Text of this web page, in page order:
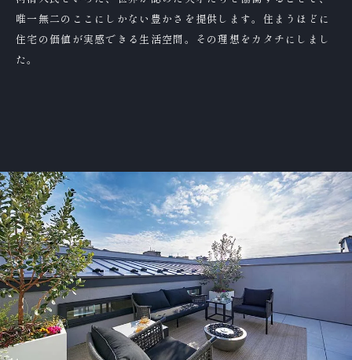
唯一無二のここにしかない豊かさを提供します。住まうほどに
住宅の価値が実感できる生活空間。その理想をカタチにしまし
た。